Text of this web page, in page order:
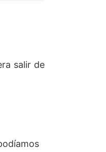
salir de